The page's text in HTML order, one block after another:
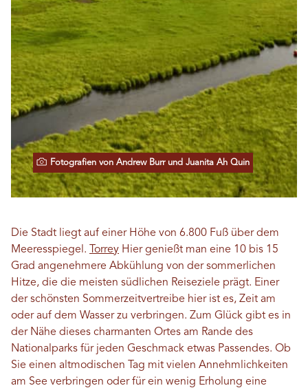
Fotografien von Andrew Burr und Juanita Ah Quin
Die Stadt liegt auf einer Höhe von 6.800 Fuß über dem
Meeresspiegel.
Torrey Hier genießt man eine 10 bis 15
Grad angenehmere Abkühlung von der sommerlichen
Hitze, die die meisten südlichen Reiseziele prägt. Einer
der schönsten Sommerzeitvertreibe hier ist es, Zeit am
oder auf dem Wasser zu verbringen. Zum Glück gibt es in
der Nähe dieses charmanten Ortes am Rande des
Nationalparks für jeden Geschmack etwas Passendes. Ob
Sie einen altmodischen Tag mit vielen Annehmlichkeiten
am See verbringen oder für ein wenig Erholung eine